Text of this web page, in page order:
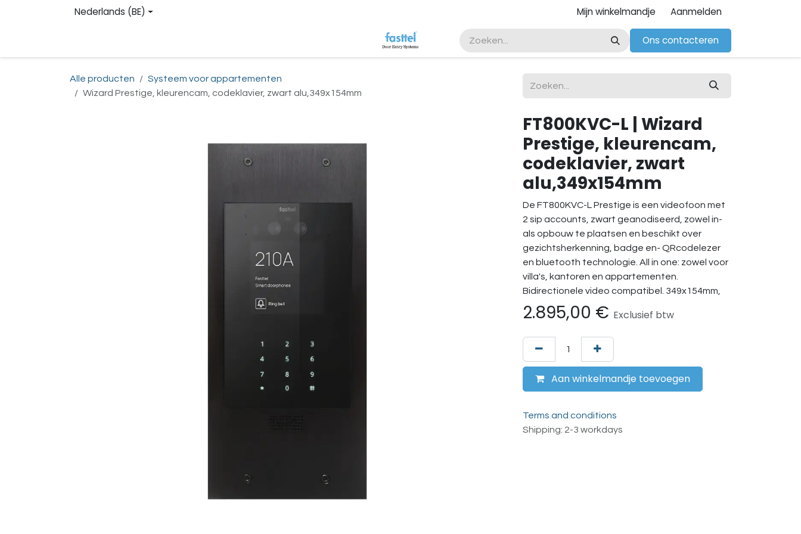
Overslaan naar inhoudNederlands (BE) Mijn winkelmandje Aanmelden
Ons contacteren
Alle producten
Systeem voor appartementen
Wizard Prestige, kleurencam, codeklavier, zwart alu,349x154mm
FT800KVC-L | Wizard
Prestige, kleurencam,
codeklavier, zwart
alu,349x154mm
De FT800KVC-L Prestige is een videofoon met
2 sip accounts, zwart geanodiseerd, zowel in-
als opbouw te plaatsen en beschikt over
gezichtsherkenning, badge en- QRcodelezer
en bluetooth technologie. All in one: zowel voor
villa's, kantoren en appartementen.
Bidirectionele video compatibel. 349x154mm,
2.895,00 € Exclusief btw
Aan winkelmandje toevoegen
Terms and conditions
Shipping: 2-3 workdays